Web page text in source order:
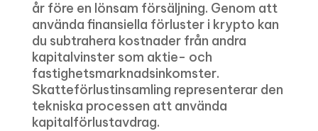
år före en lönsam försäljning. Genom att
använda finansiella förluster i krypto kan
du subtrahera kostnader från andra
kapitalvinster som aktie- och
fastighetsmarknadsinkomster.
Skatteförlustinsamling representerar den
tekniska processen att använda
kapitalförlustavdrag.